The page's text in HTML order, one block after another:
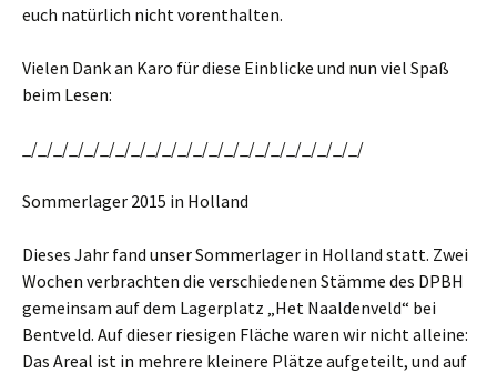
euch natürlich nicht vorenthalten.
Vielen Dank an Karo für diese Einblicke und nun viel Spaß
beim Lesen:
_/_/_/_/_/_/_/_/_/_/_/_/_/_/_/_/_/_/_/_/_/_/
Sommerlager 2015 in Holland
Dieses Jahr fand unser Sommerlager in Holland statt. Zwei
Wochen verbrachten die verschiedenen Stämme des DPBH
gemeinsam auf dem Lagerplatz „Het Naaldenveld“ bei
Bentveld. Auf dieser riesigen Fläche waren wir nicht alleine:
Das Areal ist in mehrere kleinere Plätze aufgeteilt, und auf